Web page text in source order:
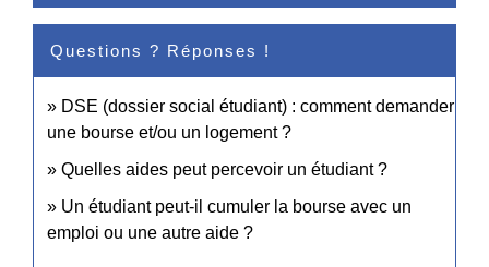
Questions ? Réponses !
DSE (dossier social étudiant) : comment demander
une bourse et/ou un logement ?
Quelles aides peut percevoir un étudiant ?
Un étudiant peut-il cumuler la bourse avec un
emploi ou une autre aide ?